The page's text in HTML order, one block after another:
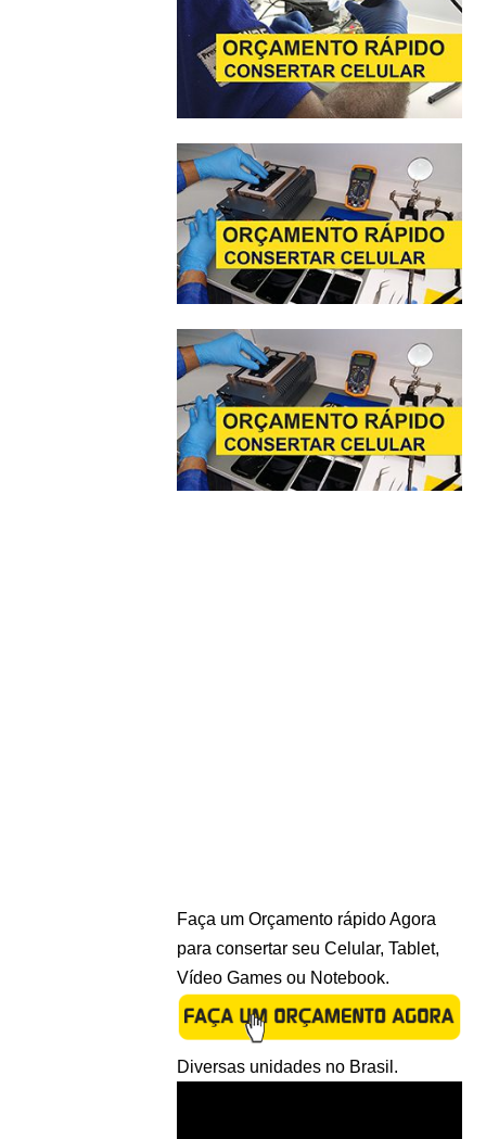
Faça um Orçamento rápido Agora
para consertar seu Celular, Tablet,
Vídeo Games ou Notebook.
Diversas unidades no Brasil.